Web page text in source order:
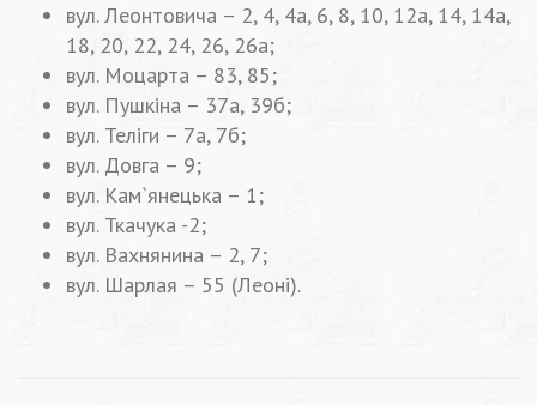
вул. Леонтовича – 2, 4, 4а, 6, 8, 10, 12а, 14, 14а,
18, 20, 22, 24, 26, 26а;
вул. Моцарта – 83, 85;
вул. Пушкіна – 37а, 39б;
вул. Теліги – 7а, 7б;
вул. Довга – 9;
вул. Кам`янецька – 1;
вул. Ткачука -2;
вул. Вахнянина – 2, 7;
вул. Шарлая – 55 (Леоні).